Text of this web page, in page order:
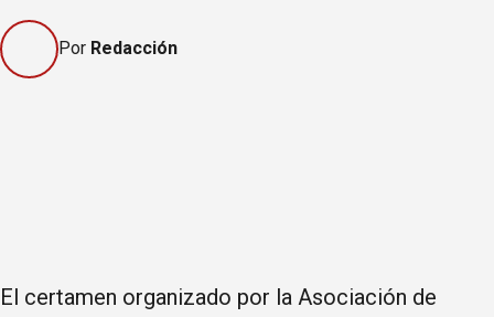
Por Redacción
El certamen organizado por la Asociación de